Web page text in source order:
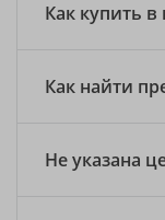
Как купить в
Как найти
Не указана